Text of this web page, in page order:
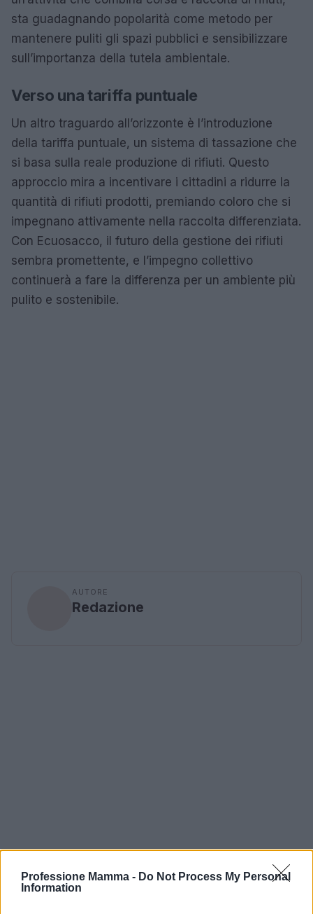
Professione Mamma - Do Not Process My Personal
Information
sta guadagnando popolarità come metodo per
mantenere puliti gli spazi pubblici e sensibilizzare
sull’importanza della tutela ambientale.
Verso una tariffa puntuale
Un altro traguardo all’orizzonte è l’introduzione
della tariffa puntuale, un sistema di tassazione che
si basa sulla reale produzione di rifiuti. Questo
approccio mira a incentivare i cittadini a ridurre la
quantità di rifiuti prodotti, premiando coloro che si
impegnano attivamente nella raccolta differenziata.
Con Ecuosacco, il futuro della gestione dei rifiuti
sembra promettente, e l’impegno collettivo
continuerà a fare la differenza per un ambiente più
pulito e sostenibile.
AUTORE
Redazione